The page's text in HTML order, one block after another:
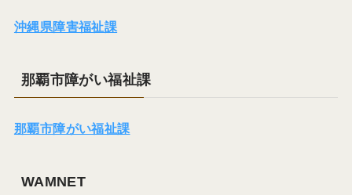
沖縄県障害福祉課
那覇市障がい福祉課
那覇市障がい福祉課
WAMNET